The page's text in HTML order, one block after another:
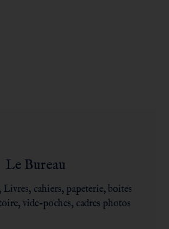
Le Bureau
Livres, cahiers, papeterie, boites
vide-poches, cadres photos